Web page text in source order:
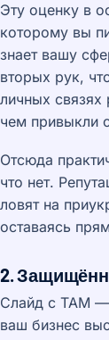
Эту оценку в
которому вы
знает вашу
вторых рук,
личных связях
чем привыкли
Отсюда
что нет.
ловят на
оставаясь
2.
Слайд с TAM
ваш бизнес